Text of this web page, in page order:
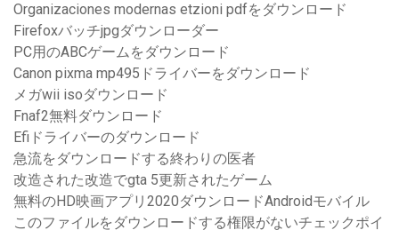
Organizaciones modernas etzioni pdfをダウンロード
Firefoxバッチjpgダウンローダー
PC用のABCゲームをダウンロード
Canon pixma mp495ドライバーをダウンロード
メガwii isoダウンロード
Fnaf2無料ダウンロード
Efiドライバーのダウンロード
急流をダウンロードする終わりの医者
改造された改造でgta 5更新されたゲーム
無料のHD映画アプリ2020ダウンロードAndroidモバイル
このファイルをダウンロードする権限がないチェックポイ